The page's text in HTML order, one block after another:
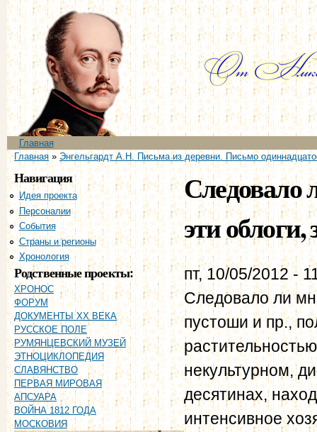
Главное меню
Главная
Вы здесь
Главная» Энгельгардт А.Н. Письма из деревни. Письмо
Навигация
Идея проекта
Персоналии
События
Страны и регионы
Хронология
Родственные проекты:
ХРОНОС
ФОРУМ
ДОКУМЕНТЫ XX ВЕКА
РУССКОЕ ПОЛЕ
РУМЯНЦЕВСКИЙ МУЗЕЙ
ЭТНОЦИКЛОПЕДИЯ
СЛАВЯНСТВО
ПЕРВАЯ МИРОВАЯ
АПСУАРА
ВОЙНА 1812 ГОДА
МОСКОВИЯ
Следовало
эти
пт, 10/05/2012 -
Следовало ли
пустоши и пр.,
некультурном,
десятинах,
интенсивное